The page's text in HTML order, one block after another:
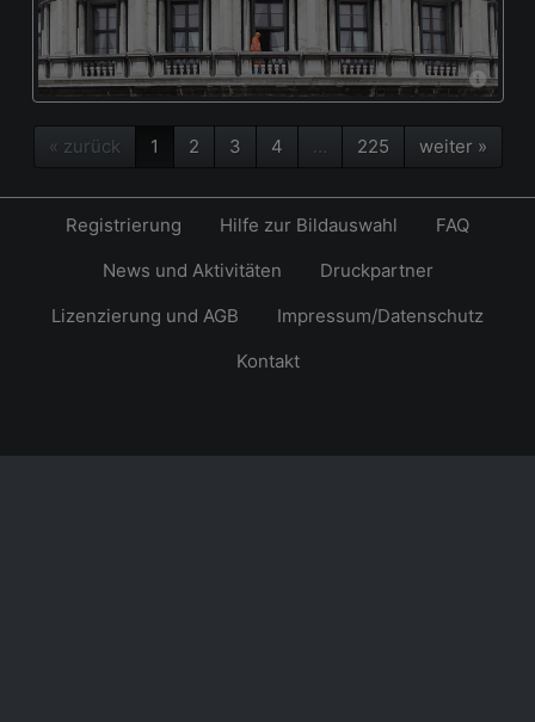
« zurück 1 2 3 4 … 225 weiter »
Registrierung Hilfe zur Bildauswahl
FAQ
News und Aktivitäten
Druckpartner
Lizenzierung und AGB
Impressum/Datenschutz
Kontakt